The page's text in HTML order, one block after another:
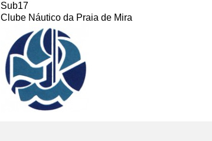
Sub17
Clube Náutico da Praia de Mira